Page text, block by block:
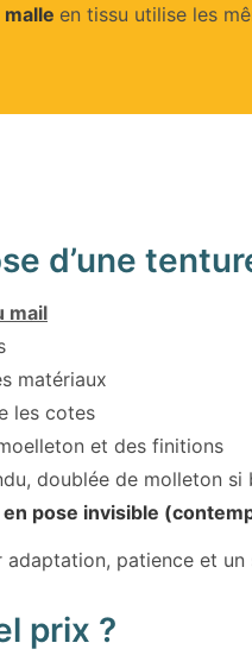
en tissu utilise les
d’une
mail
matériaux
les cotes
et des finitions
doublée de molleton si
pose invisible
patience et
prix ?